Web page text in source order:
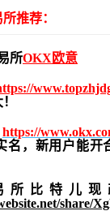
推荐：
所OKX欧意
https://
名，新用户能开
所比特儿现
share/